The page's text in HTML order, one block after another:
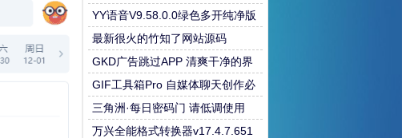
3高级版
YY语音V9.58.0.0绿色多开纯净版
最新很火的竹知了网站源码
GKD广告跳过APP 清爽干净的界
面
GIF工具箱Pro 自媒体聊天创作必
备
三角洲·每日密码门 请低调使用
万兴全能格式转换器v17.4.7.651